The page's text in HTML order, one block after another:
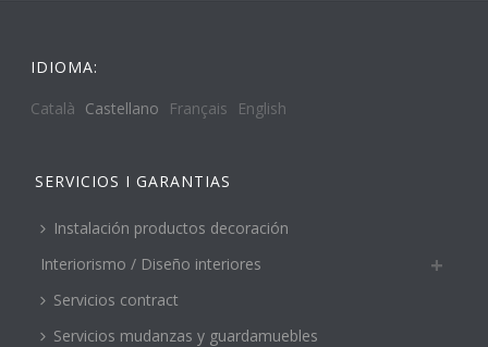
IDIOMA:
Català Castellano Français English
SERVICIOS I GARANTIAS
Instalación productos decoración
Interiorismo / Diseño interiores
Servicios contract
Servicios mudanzas y guardamuebles